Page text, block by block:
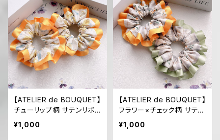
【ATELIER de BOUQUET】
チューリップ柄 サテンリボ
ン付きシュシュ
¥1,000
【ATELIER de BOUQUET】
フラワー×チェック柄 サテン
リボン付きシュシュ(オレン
ジイエロー/ピスタチオ)
¥1,000